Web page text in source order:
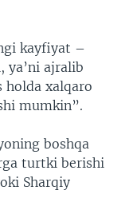
kayfiyat –
ya’ni ajralib
holda xalqaro
mumkin”.
boshqa
turtki berishi
Sharqiy